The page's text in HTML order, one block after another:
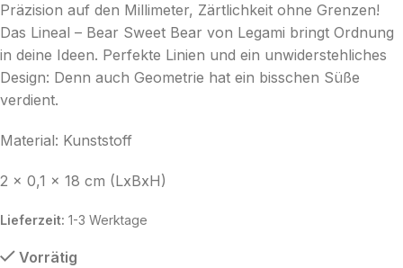
Präzision auf den Millimeter, Zärtlichkeit ohne Grenzen!
Das Lineal – Bear Sweet Bear von Legami bringt Ordnung
in deine Ideen. Perfekte Linien und ein unwiderstehliches
Design: Denn auch Geometrie hat ein bisschen Süße
verdient.
Material: Kunststoff
2 x 0,1 x 18 cm (LxBxH)
Lieferzeit: 1-3 Werktage
Vorrätig